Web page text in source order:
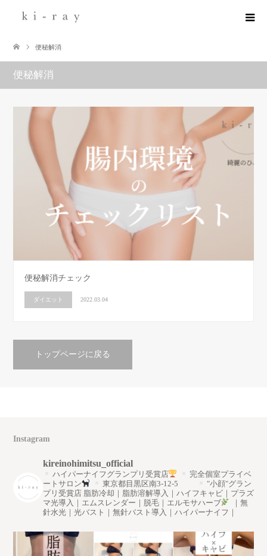
便秘解消
便秘解消
便秘解消チェック
ダイエット 2022.03.04
トップページに戻る
Instagram
kireinohimitsu_official
ハイパーナイフグランプリ受賞店
完全個室プライベ
ートサロン
東京都目黒区南3-12-5
"小顔"グラン
プリ受賞店 脂肪冷却｜脂肪溶解導入｜ハイフキャビ｜プラズ
マ光導入｜エムスレンダー｜脱毛｜エルモサハーブ
｜無
針水光｜光バスト｜無針バスト導入｜ハイパーナイフ｜